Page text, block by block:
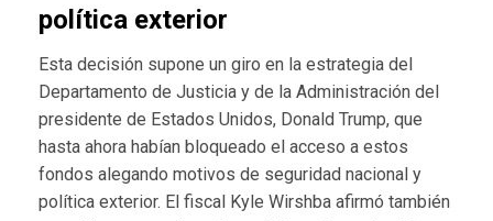
política exterior
Esta decisión supone un giro en la estrategia del
Departamento de Justicia y de la Administración del
presidente de Estados Unidos, Donald Trump, que
hasta ahora habían bloqueado el acceso a estos
fondos alegando motivos de seguridad nacional y
política exterior. El fiscal Kyle Wirshba afirmó también